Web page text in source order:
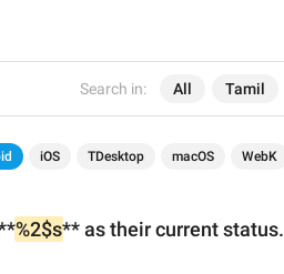
Search in: All Tamil
iOS TDesktop macOS WebK
%2$s** as their current status.